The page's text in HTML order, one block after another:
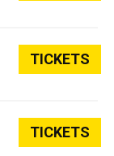
TICKETS
TICKETS